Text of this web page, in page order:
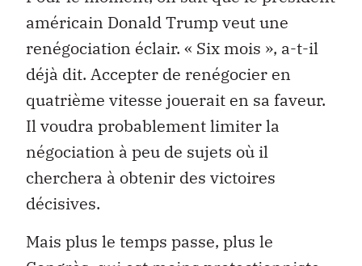
américain Donald Trump veut une
renégociation éclair. « Six mois », a-t-il
déjà dit. Accepter de renégocier en
quatrième vitesse jouerait en sa faveur.
Il voudra probablement limiter la
négociation à peu de sujets où il
cherchera à obtenir des victoires
décisives.
Mais plus le temps passe, plus le